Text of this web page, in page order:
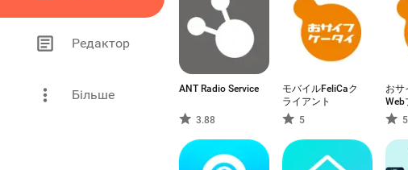
Редактор
Більше ANT Radio Service
3.88
モバイルFeliCaク
ライアント
5
おサ
Web
5